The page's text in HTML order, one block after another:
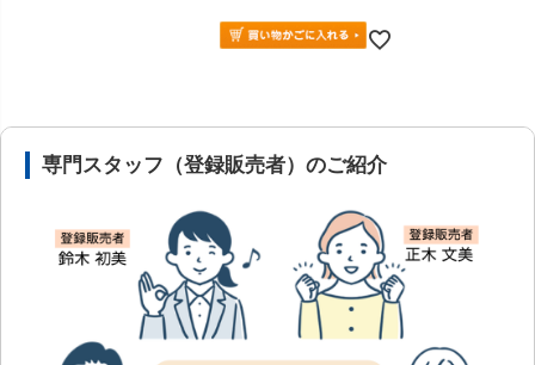
専門スタッフ（登録販売者）のご紹介